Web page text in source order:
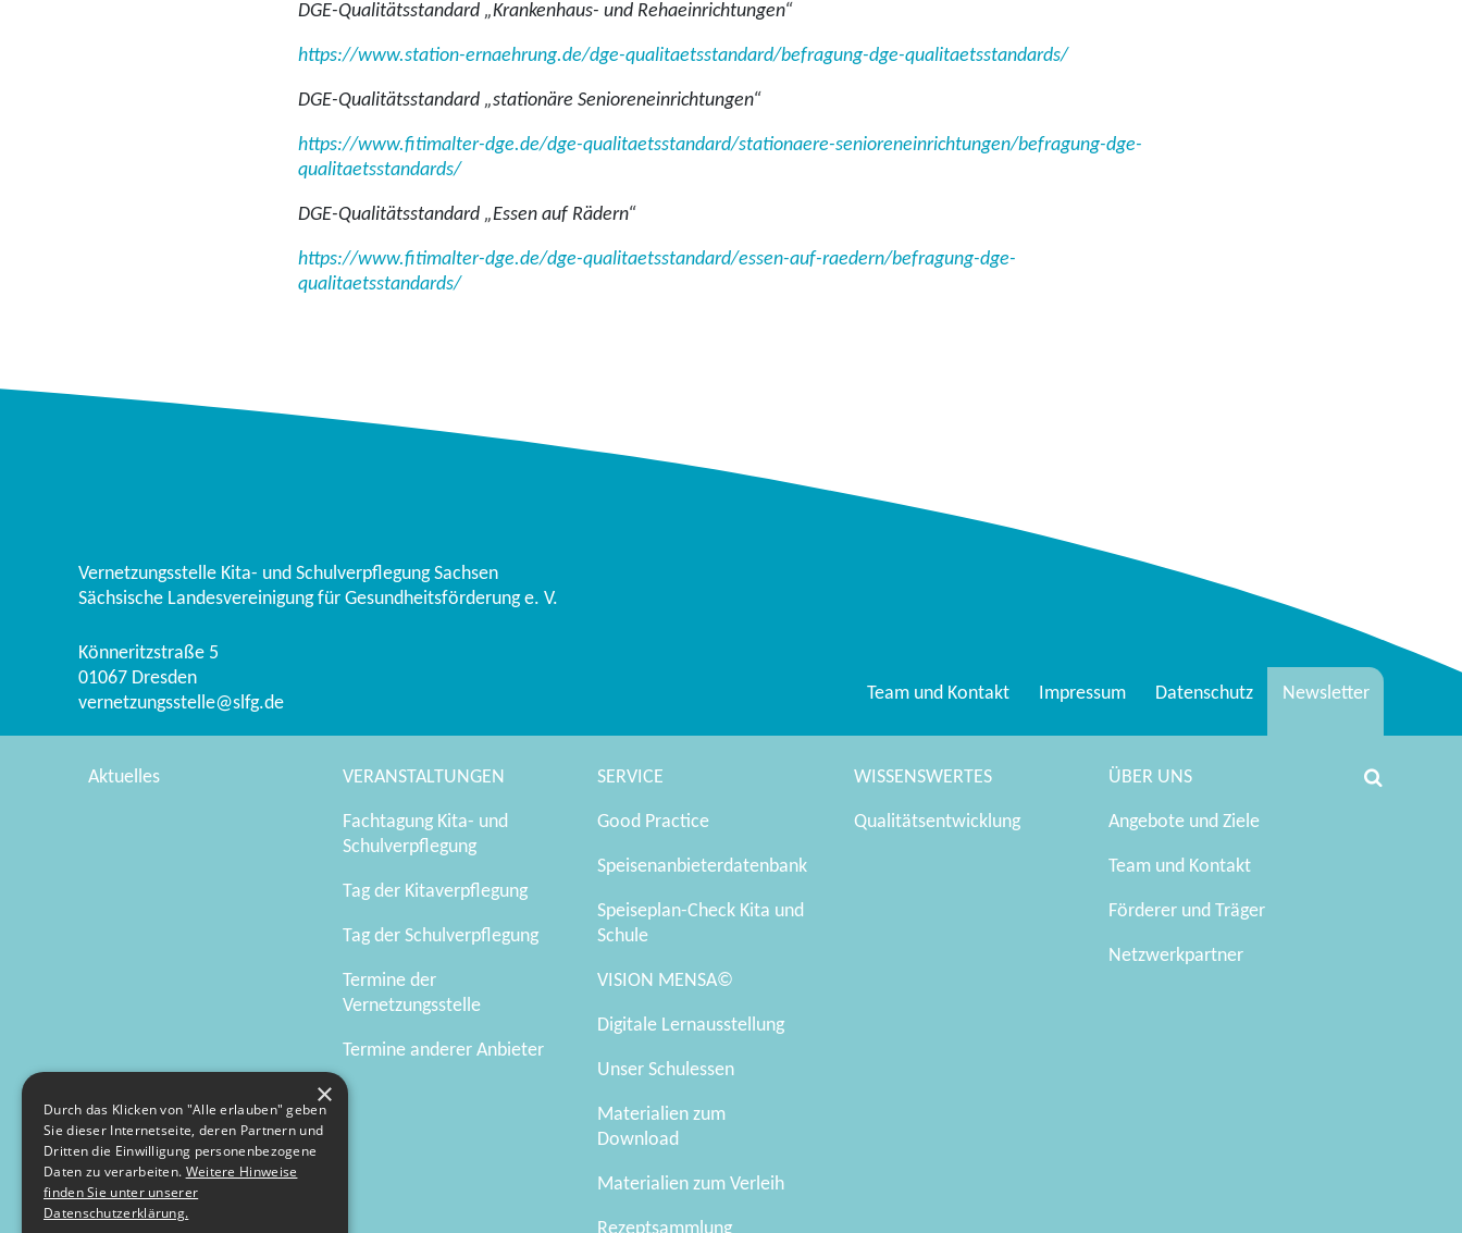
DGE-Qualitätsstandard „Krankenhaus- und Rehaeinrichtungen“
https://www.station-ernaehrung.de/dge-qualitaetsstandard/befragung-dge-qualitaetsstandards/
DGE-Qualitätsstandard „stationäre Senioreneinrichtungen“
https://www.fitimalter-dge.de/dge-qualitaetsstandard/stationaere-senioreneinrichtungen/befragung-dge-
qualitaetsstandards/
DGE-Qualitätsstandard „Essen auf Rädern“
https://www.fitimalter-dge.de/dge-qualitaetsstandard/essen-auf-raedern/befragung-dge-
qualitaetsstandards/
Vernetzungsstelle Kita- und Schulverpflegung Sachsen
Sächsische Landesvereinigung für Gesundheitsförderung e. V.
Könneritzstraße 5
01067 Dresden
vernetzungsstelle@slfg.de
Team und Kontakt Impressum Datenschutz Newsletter
Aktuelles VERANSTALTUNGEN
Fachtagung Kita- und
Schulverpflegung
Tag der Kitaverpflegung
Tag der Schulverpflegung
Termine der
Vernetzungsstelle
Termine anderer Anbieter
SERVICE
Good Practice
Speisenanbieterdatenbank
Speiseplan-Check Kita und
Schule
VISION MENSA©
Digitale Lernausstellung
Unser Schulessen
Materialien zum
Download
Materialien zum Verleih
WISSENSWERTES
Qualitätsentwicklung
ÜBER UNS
Angebote und Ziele
Team und Kontakt
Förderer und Träger
Netzwerkpartner
×
Durch das Klicken von "Alle erlauben" geben
Sie dieser Internetseite, deren Partnern und
Dritten die Einwilligung personenbezogene
Daten zu verarbeiten. Weitere Hinweise
finden Sie unter unserer
Datenschutzerklärung.